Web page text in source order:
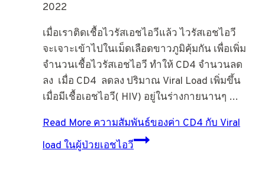
2022
เมื่อเราติดเชื้อไวรัสเอชไอวีแล้ว ไวรัสเอชไอวี
จะเจาะเข้าไปในเม็ดเลือดขาวภูมิคุ้มกัน เพื่อเพิ่ม
จำนวนเชื้อไวรัสเอชไอวี ทำให้ CD4 จำนวนลด
ลง เมื่อ CD4 ลดลง ปริมาณ Viral Load เพิ่มขึ้น
เมื่อมีเชื้อเอชไอวี( HIV) อยู่ในร่างกายนานๆ …
Read Moreความสัมพันธ์ของค่า CD4 กับ Viral
load ในผู้ป่วยเอชไอวี